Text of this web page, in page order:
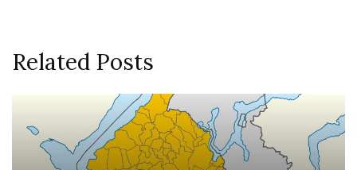
Related Posts